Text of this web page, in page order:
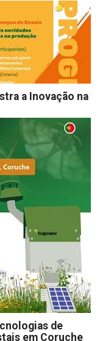
a Inovação na
de
em Coruche